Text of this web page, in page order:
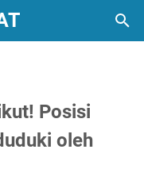
Posisi
oleh